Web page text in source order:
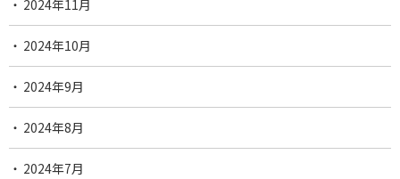
2024年11月
2024年10月
2024年9月
2024年8月
2024年7月